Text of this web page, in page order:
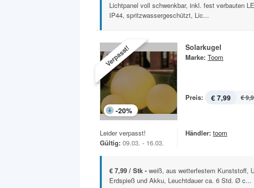
Lichtpanel voll schwenkbar, inkl. fest verbauten
IP44, spritzwassergeschützt, Lic...
Verpasst!
-20%
Solarkugel
Marke: Toom
Preis: € 7,99 €
Leider verpasst!
Gültig: 09.03. - 16.03.
Händler: toom
€ 7,99 / Stk - weiß, aus wetterfestem Kunststoff,
Erdspieß und Akku, Leuchtdauer ca. 6 Std. Ø c...